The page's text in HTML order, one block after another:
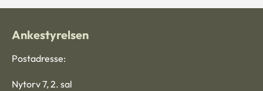
Ankestyrelsen
Postadresse:
Nytorv 7, 2. sal